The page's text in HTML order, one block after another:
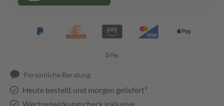
Persönliche Beratung
Heute bestellt und morgen geliefert³
Wechselwirkungscheck inklusive